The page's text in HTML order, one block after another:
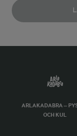
ARLAKADABRA –
OCH KUL